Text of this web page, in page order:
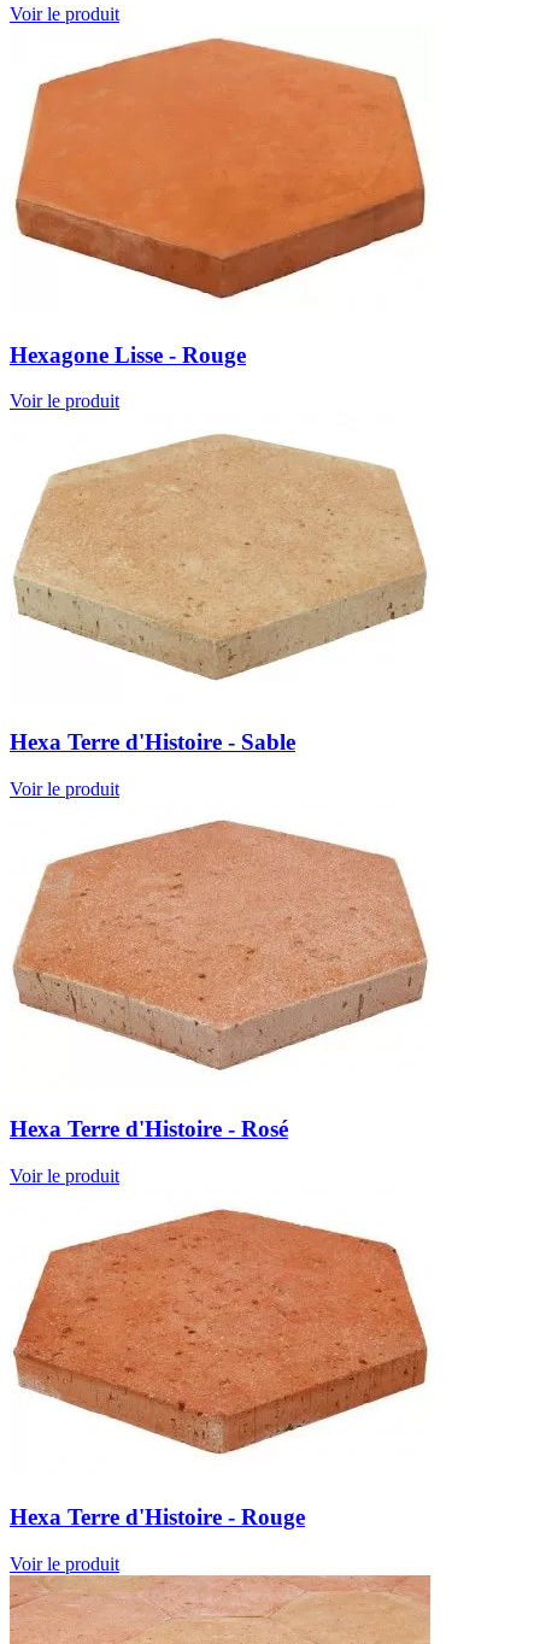
Voir le produit
Hexagone Lisse - Rouge
Voir le produit
Hexa Terre d'Histoire - Sable
Voir le produit
Hexa Terre d'Histoire - Rosé
Voir le produit
Hexa Terre d'Histoire - Rouge
Voir le produit